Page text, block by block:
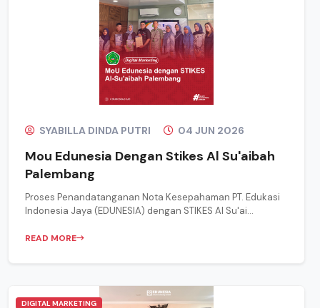
SYABILLA DINDA PUTRI 04 JUN 2026
Mou Edunesia Dengan Stikes Al Su'aibah
Palembang
Proses Penandatanganan Nota Kesepahaman PT. Edukasi
Indonesia Jaya (EDUNESIA) dengan STIKES Al Su'ai...
READ MORE
DIGITAL MARKETING